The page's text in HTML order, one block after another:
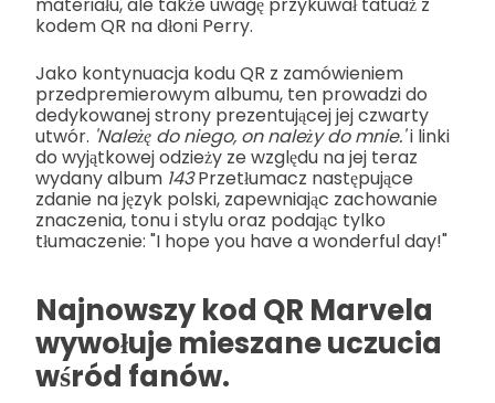
kodem QR na dłoni Perry.
Jako kontynuacja kodu QR z zamówieniem
przedpremierowym albumu, ten prowadzi do
dedykowanej strony prezentującej jej czwarty
utwór. 'Należę do niego, on należy do mnie.'i linki
do wyjątkowej odzieży ze względu na jej teraz
wydany album 143Przetłumacz następujące
zdanie na język polski, zapewniając zachowanie
znaczenia, tonu i stylu oraz podając tylko
tłumaczenie: "I hope you have a wonderful day!"
Najnowszy kod QR Marvela
wywołuje mieszane uczucia
wśród fanów.